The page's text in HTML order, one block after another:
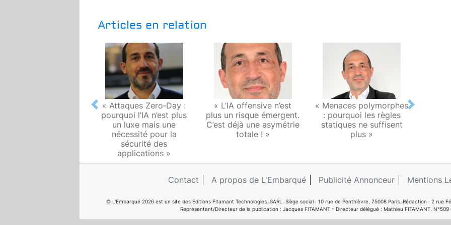
Articles en relation
« Attaques Zero‑Day :
pourquoi l’IA n’est plus
un luxe mais une
nécessité pour la
sécurité des
applications »
« L’IA offensive n’est
plus un risque émergent.
C’est déjà une asymétrie
totale ! »
« Menaces polymorphes
: pourquoi les règles
statiques ne suffisent
plus »
Previous Next
Contact A propos de L'Embarqué Publicité Annonceur Mentions
© L'Embarqué 2026 est un site des Editions Fitamant Technologies. SARL. Siège social : 10 rue de Penthièvre, 75008 Paris. Rédaction : 2 rue
Représentant/Directeur de la publication : Jacques FITAMANT - Directeur délégué : Mathieu FITAMANT. N°509